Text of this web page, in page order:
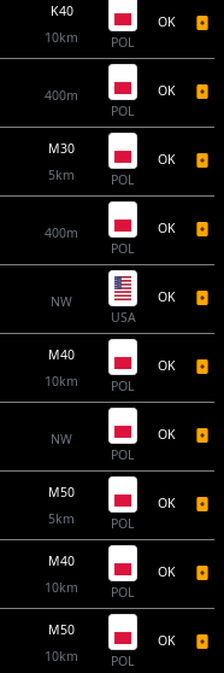
K40
10km
POL
OK
400m
POL
OK
M30
5km
POL
OK
400m
POL
OK
NW
USA
OK
M40
10km
POL
OK
NW
POL
OK
M50
5km
POL
OK
M40
10km
POL
OK
M50
10km
POL
OK